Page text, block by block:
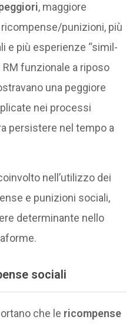
, maggiore
punizioni, più
e più esperienze “simil-
funzionale a riposo
una peggiore
nei processi
persistere nel tempo a
nell’utilizzo dei
e punizioni sociali,
determinante nello
sociali
che le ricompense